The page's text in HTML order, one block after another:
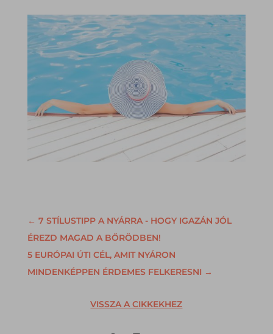
← 7 STÍLUSTIPP A NYÁRRA - HOGY IGAZÁN JÓL
ÉREZD MAGAD A BŐRÖDBEN!
5 EURÓPAI ÚTI CÉL, AMIT NYÁRON
MINDENKÉPPEN ÉRDEMES FELKERESNI →
VISSZA A CIKKEKHEZ